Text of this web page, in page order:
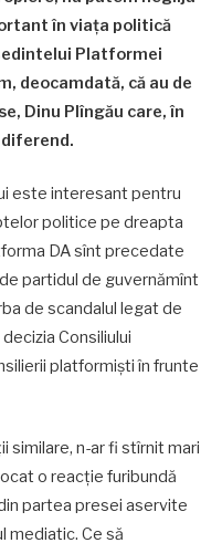
în viața politică
Platformei
deocamdată, că au de
Dinu Plîngău care, în
este interesant pentru
politice pe dreapta
DA sînt precedate
partidul de guvernămînt
de scandalul legat de
Consiliului
platformiști în frunte
similare, n-ar fi stîrnit mari
o reacție furibundă
partea presei aservite
mediatic. Ce să